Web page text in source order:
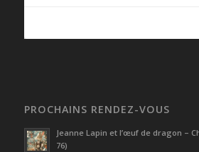
PROCHAINS RENDEZ-VOUS
Jeanne Lapin et l’œuf de dragon –
76)